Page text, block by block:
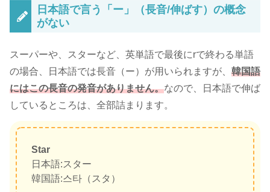
日本語で言う「ー」（長音/伸ばす）の概念
がない
スーパーや、スターなど、英単語で最後にrで終わる単語
の場合、日本語では長音（ー）が用いられますが、 韓国語
にはこの長音の発音がありません。なので、
日本語で伸ば
しているところは、全部詰まります。
Star
日本語:スター
韓国語:스타（スタ）